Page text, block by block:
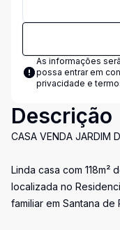
As informações
possa entrar em
privacidade e
Descrição
CASA VENDA JARDIM
Linda casa com 118m²
localizada no
familiar em Santana de